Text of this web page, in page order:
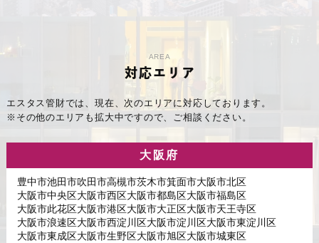
AREA
対応エリア
エスタス管財では、現在、次のエリアに対応しております。
※その他のエリアも拡大中ですので、ご相談ください。
大阪府
豊中市池田市吹田市高槻市茨木市箕面市大阪市北区
大阪市中央区大阪市西区大阪市都島区大阪市福島区
大阪市此花区大阪市港区大阪市大正区大阪市天王寺区
大阪市浪速区大阪市西淀川区大阪市淀川区大阪市東淀川区
大阪市東成区大阪市生野区大阪市旭区大阪市城東区